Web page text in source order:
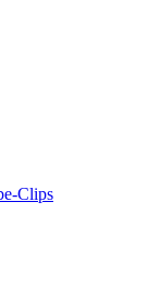
Clips